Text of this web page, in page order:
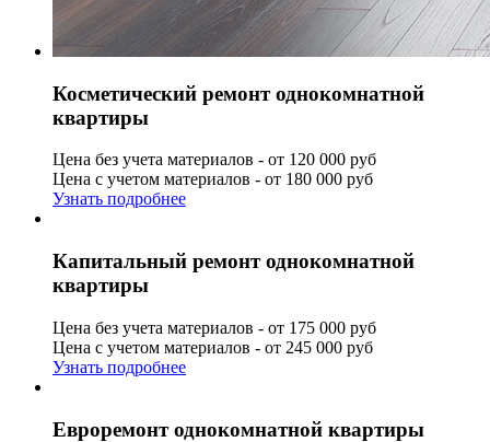
Косметический ремонт однокомнатной
квартиры
Цена без учета материалов - от 120 000 руб
Цена с учетом материалов - от 180 000 руб
Узнать подробнее
Капитальный ремонт однокомнатной
квартиры
Цена без учета материалов - от 175 000 руб
Цена с учетом материалов - от 245 000 руб
Узнать подробнее
Евроремонт однокомнатной квартиры